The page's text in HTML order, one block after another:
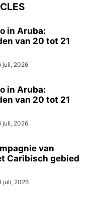
in Aruba:
van 20 tot 21
juli, 2026
in Aruba:
van 20 tot 21
juli, 2026
van
Caribisch gebied
juli, 2026